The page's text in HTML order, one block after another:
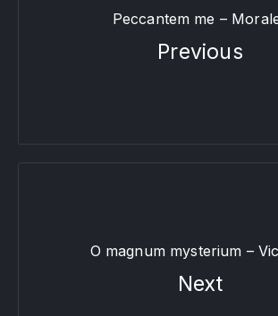
Peccantem me –
Previous
O magnum mysterium –
Next